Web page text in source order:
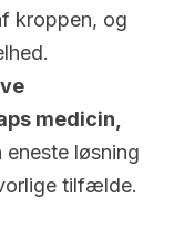
kroppen, og
medicin,
eneste løsning
tilfælde.